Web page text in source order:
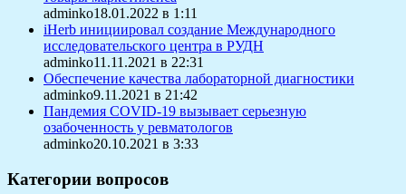
adminko18.01.2022 в 1:11
iHerb инициировал создание Международного
исследовательского центра в РУДН
adminko11.11.2021 в 22:31
Обеспечение качества лабораторной диагностики
adminko9.11.2021 в 21:42
Пандемия COVID-19 вызывает серьезную
озабоченность у ревматологов
adminko20.10.2021 в 3:33
Категории вопросов